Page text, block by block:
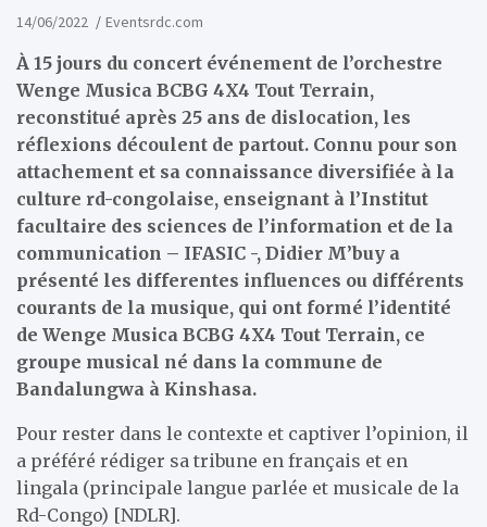
14/06/2022 Eventsrdc.com
À 15 jours du concert événement de l’orchestre
Wenge Musica BCBG 4X4 Tout Terrain,
reconstitué après 25 ans de dislocation, les
réflexions découlent de partout. Connu pour son
attachement et sa connaissance diversifiée à la
culture rd-congolaise, enseignant à l’Institut
facultaire des sciences de l’information et de la
communication – IFASIC -, Didier M’buy a
présenté les differentes influences ou différents
courants de la musique, qui ont formé l’identité
de Wenge Musica BCBG 4X4 Tout Terrain, ce
groupe musical né dans la commune de
Bandalungwa à Kinshasa.
Pour rester dans le contexte et captiver l’opinion, il
a préféré rédiger sa tribune en français et en
lingala (principale langue parlée et musicale de la
Rd-Congo) [NDLR].